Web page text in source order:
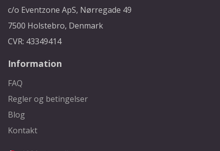
c/o Eventzone ApS, Nørregade 49
7500 Holstebro, Denmark
CVR: 43349414
Information
FAQ
Regler og betingelser
Blog
Kontakt